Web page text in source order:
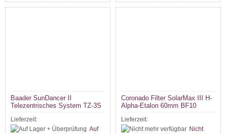
Baader SunDancer II
Telezentrisches System TZ-3S
Lieferzeit:
Auf
Coronado Filter SolarMax III H-
Alpha-Etalon 60mm BF10
Lieferzeit:
Nicht